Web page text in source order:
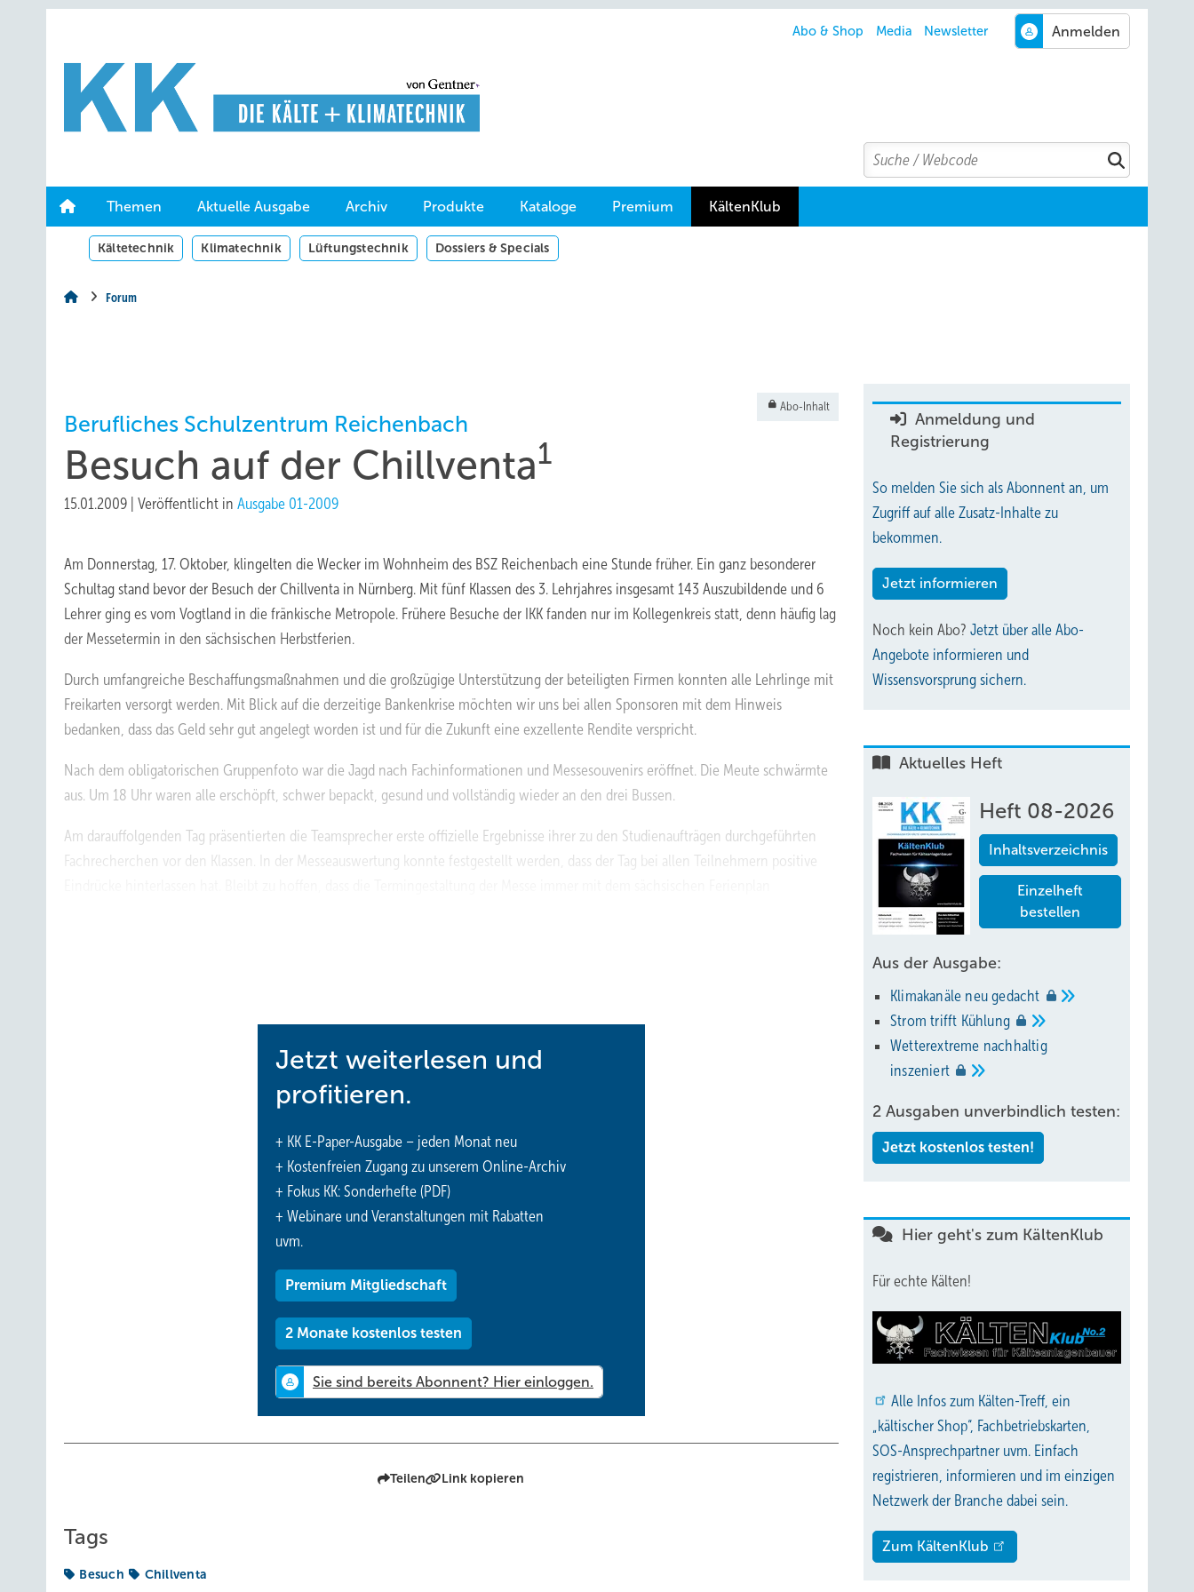
Hauptinhalt
Hauptmenü
Abo & Shop Media Newsletter
Search
Suchen
Themen Aktuelle Ausgabe Archiv Produkte Kataloge Premium KältenKlub
Kältetechnik Klimatechnik Lüftungstechnik Dossiers & Specials
Forum
Abo-Inhalt
Berufliches Schulzentrum Reichenbach
Besuch auf der Chillventa1
15.01.2009 Veröffentlicht in Ausgabe 01-2009
Am Donnerstag, 17. Oktober, klingelten die Wecker im Wohnheim des BSZ Reichenbach eine Stunde früher. Ein ganz besonderer
Schultag stand bevor der Besuch der Chillventa in Nürnberg. Mit fünf Klassen des 3. Lehrjahres insgesamt 143 Auszubildende und 6
Lehrer ging es vom Vogtland in die fränkische Metropole. Frühere Besuche der IKK fanden nur im Kollegenkreis statt, denn häufig lag
der Messetermin in den sächsischen Herbstferien.
Durch umfangreiche Beschaffungsmaßnahmen und die großzügige Unterstützung der beteiligten Firmen konnten alle Lehrlinge mit
Freikarten versorgt werden. Mit Blick auf die derzeitige Bankenkrise möchten wir uns bei allen Sponsoren mit dem Hinweis
bedanken, dass das Geld sehr gut angelegt worden ist und für die Zukunft eine exzellente Rendite verspricht.
Nach dem obligatorischen Gruppenfoto war die Jagd nach Fachinformationen und Messesouvenirs eröffnet. Die Meute schwärmte
aus. Um 18 Uhr waren alle erschöpft, schwer bepackt, gesund und vollständig ­wieder an den drei Bussen.
Am darauffolgenden Tag präsentierten die Teamsprecher erste offizielle Ergebnisse ihrer zu den Studienaufträgen durchgeführten
Fachrecherchen vor den Klassen. In der Messeauswertung konnte festgestellt werden, dass der Tag bei allen Teilnehmern positive
Jetzt weiterlesen und
profitieren.
+ KK E-Paper-Ausgabe – jeden Monat neu
+ Kostenfreien Zugang zu unserem Online-Archiv
+ Fokus KK: Sonderhefte (PDF)
+ Webinare und Veranstaltungen mit Rabatten
uvm.
Premium Mitgliedschaft
2 Monate kostenlos testen
Teilen Link kopieren
Tags
Besuch Chillventa
Anmeldung und
Registrierung
So melden Sie sich als Abonnent an, um
Zugriff auf alle Zusatz-Inhalte zu
bekommen.
Jetzt informieren
Noch kein Abo? Jetzt über alle Abo-
Angebote informieren und
Wissensvorsprung sichern.
Aktuelles Heft
Heft 08-2026
Inhaltsverzeichnis
Einzelheft
bestellen
Aus der Ausgabe:
Klimakanäle neugedacht
Strom trifft Kühlung
Wetterextreme nachhaltig
inszeniert
2 Ausgaben unverbindlich testen:
Jetzt kostenlos testen!
Hier geht's zum KältenKlub
Für echte Kälten!
Alle Infos zum Kälten-Treff, ein
„kältischer Shop“, Fachbetriebskarten,
SOS-Ansprechpartner uvm. Einfach
registrieren, informieren und im einzigen
Netzwerk der Branche dabei sein.
Zum KältenKlub